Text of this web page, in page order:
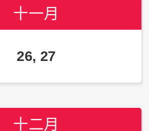
十一月
26, 27
十二月
十一月
25, 26
十二月
十一月
23, 24
十二月